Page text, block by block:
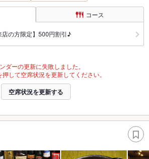
コース
店の方限定】500円割引♪
ダーの更新に失敗しました。
して空席状況を更新してください。
空席状況を更新する